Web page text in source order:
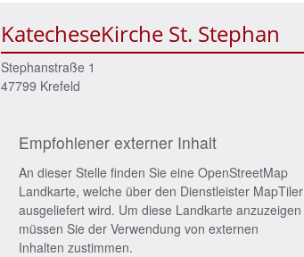
KatecheseKirche St. Stephan
Stephanstraße 1
47799 Krefeld
Empfohlener externer Inhalt
An dieser Stelle finden Sie eine OpenStreetMap
Landkarte, welche über den Dienstleister MapTiler
ausgeliefert wird. Um diese Landkarte anzuzeigen
müssen Sie der Verwendung von externen
Inhalten zustimmen.